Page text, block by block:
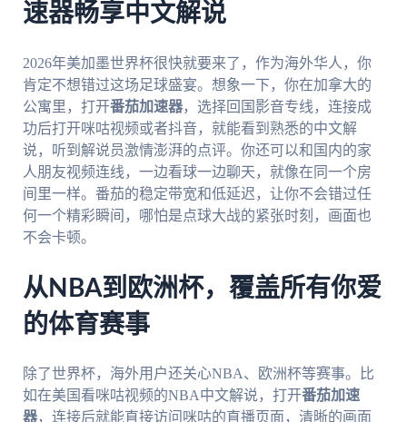
速器畅享中文解说
2026年美加墨世界杯很快就要来了，作为海外华人，你
肯定不想错过这场足球盛宴。想象一下，你在加拿大的
公寓里，打开番茄加速器，选择回国影音专线，连接成
功后打开咪咕视频或者抖音，就能看到熟悉的中文解
说，听到解说员激情澎湃的点评。你还可以和国内的家
人朋友视频连线，一边看球一边聊天，就像在同一个房
间里一样。番茄的稳定带宽和低延迟，让你不会错过任
何一个精彩瞬间，哪怕是点球大战的紧张时刻，画面也
不会卡顿。
从NBA到欧洲杯，覆盖所有你爱
的体育赛事
除了世界杯，海外用户还关心NBA、欧洲杯等赛事。比
如在美国看咪咕视频的NBA中文解说，打开番茄加速
器，连接后就能直接访问咪咕的直播页面，清晰的画面